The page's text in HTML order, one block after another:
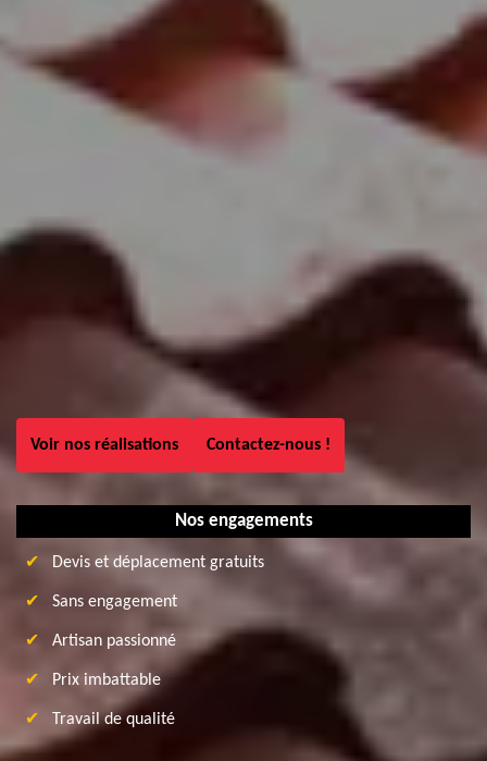
Voir nos réalisations Contactez-nous !
Nos engagements
Devis et déplacement gratuits
Sans engagement
Artisan passionné
Prix imbattable
Travail de qualité